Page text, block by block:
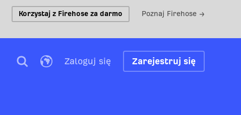
Korzystaj z Firehose za darmo Poznaj Firehose →
Zaloguj się Zarejestruj się